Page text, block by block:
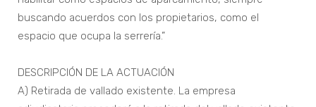
buscando acuerdos con los propietarios, como el
espacio que ocupa la serrería.”
DESCRIPCIÓN DE LA ACTUACIÓN
A) Retirada de vallado existente. La empresa